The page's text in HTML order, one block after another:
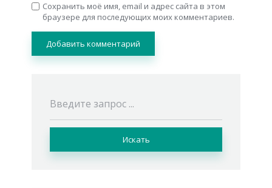
Сохранить моё имя, email и адрес сайта в этом
браузере для последующих моих комментариев.
Искать